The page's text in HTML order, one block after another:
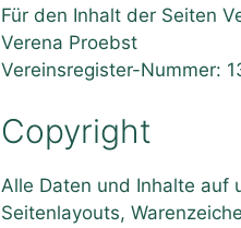
Für den Inhalt der Seiten
Verena Proebst
Vereinsregister-Nummer:
Copyright
Alle Daten und Inhalte auf
Seitenlayouts,